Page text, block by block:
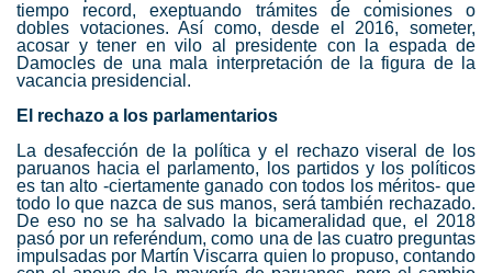
tiempo record, exeptuando trámites de comisiones o
dobles votaciones. Así como, desde el 2016, someter,
acosar y tener en vilo al presidente con la espada de
Damocles de una mala interpretación de la figura de la
vacancia presidencial.
El rechazo a los parlamentarios
La desafección de la política y el rechazo viseral de los
paruanos hacia el parlamento, los partidos y los políticos
es tan alto -ciertamente ganado con todos los méritos- que
todo lo que nazca de sus manos, será también rechazado.
De eso no se ha salvado la bicameralidad que, el 2018
pasó por un referéndum, como una de las cuatro preguntas
impulsadas por Martín Viscarra quien lo propuso, contando